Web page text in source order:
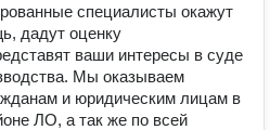
специалисты окажут
дадут оценку
ваши интересы в суде
Мы оказываем
и юридическим лицам в
ЛО, а так же по всей